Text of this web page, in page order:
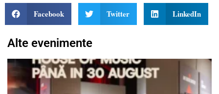
Facebook Twitter LinkedIn
Alte evenimente